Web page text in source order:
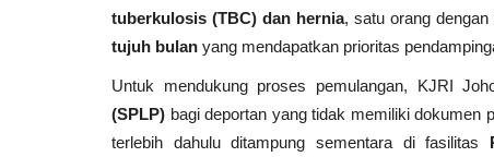
tuberkulosis (TBC) dan hernia, satu orang
tujuh bulan yang mendapatkan prioritas
Untuk mendukung proses pemulangan, KJRI
(SPLP) bagi deportan yang tidak memiliki dokumen
terlebih dahulu ditampung sementara di fasilitas